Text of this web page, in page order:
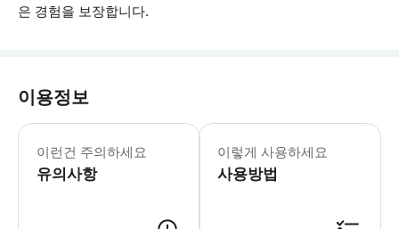
은 경험을 보장합니다.
이용정보
이런건 주의하세요
유의사항
* 소요시간 : 210분 (옵션에 따라 소요
이렇게 사용하세요
사용방법